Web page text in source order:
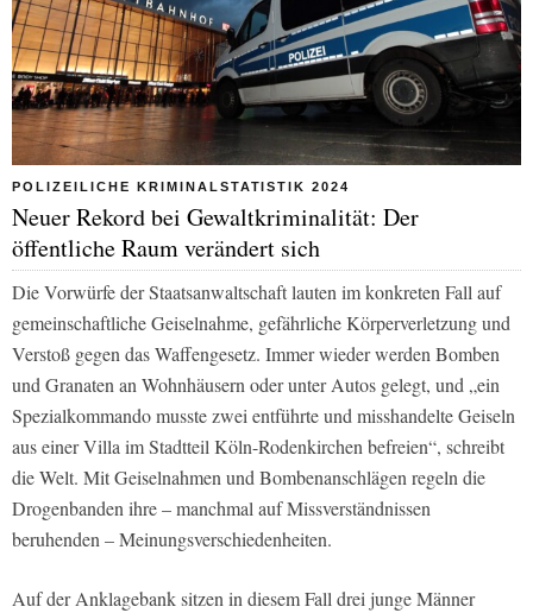
POLIZEILICHE KRIMINALSTATISTIK 2024
Neuer Rekord bei Gewaltkriminalität: Der
öffentliche Raum verändert sich
Die Vorwürfe der Staatsanwaltschaft lauten im konkreten Fall auf
gemeinschaftliche Geiselnahme, gefährliche Körperverletzung und
Verstoß gegen das Waffengesetz. Immer wieder werden Bomben
und Granaten an Wohnhäusern oder unter Autos gelegt, und „ein
Spezialkommando musste zwei entführte und misshandelte Geiseln
aus einer Villa im Stadtteil Köln-Rodenkirchen befreien“, schreibt
dieWelt. Mit Geiselnahmen und Bombenanschlägen regeln die
Drogenbanden ihre – manchmal auf Missverständnissen
beruhenden – Meinungsverschiedenheiten.
Auf der Anklagebank sitzen in diesem Fall drei junge Männer